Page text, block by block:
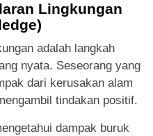
Lingkungan
adalah langkah
nyata. Seseorang yang
dari kerusakan alam
tindakan positif.
dampak buruk